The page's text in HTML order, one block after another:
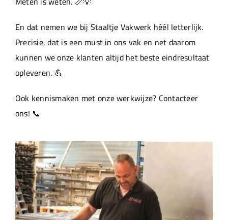
Projecten
Machinepark
Werken bij
En dat nemen we bij Staaltje Vakwerk héél letterlijk.
Precisie, dat is een must in ons vak en net daarom
kunnen we onze klanten altijd het beste eindresultaat
opleveren. 💪
Ook kennismaken met onze werkwijze? Contacteer
ons! 📞